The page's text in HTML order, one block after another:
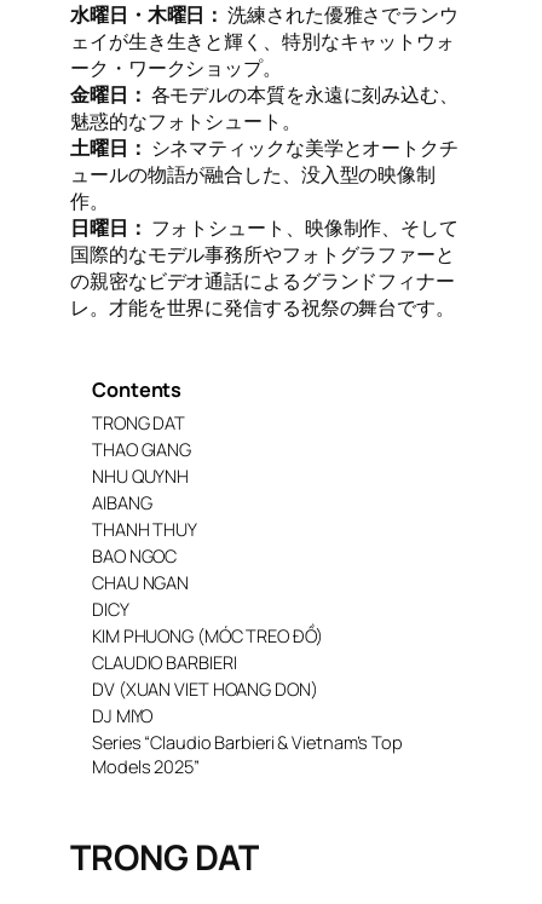
水曜日・木曜日： 洗練された優雅さでランウ
ェイが生き生きと輝く、特別なキャットウォ
ーク・ワークショップ。
金曜日： 各モデルの本質を永遠に刻み込む、
魅惑的なフォトシュート。
土曜日： シネマティックな美学とオートクチ
ュールの物語が融合した、没入型の映像制
作。
日曜日： フォトシュート、映像制作、そして
国際的なモデル事務所やフォトグラファーと
の親密なビデオ通話によるグランドフィナー
レ。才能を世界に発信する祝祭の舞台です。
Contents
TRONG DAT
THAO GIANG
NHU QUYNH
AIBANG
THANH THUY
BAO NGOC
CHAU NGAN
DICY
KIM PHUONG (MÓC TREO ĐỒ)
CLAUDIO BARBIERI
DV (XUAN VIET HOANG DON)
DJ MIYO
Series “Claudio Barbieri & Vietnam’s Top
Models 2025”
TRONG DAT